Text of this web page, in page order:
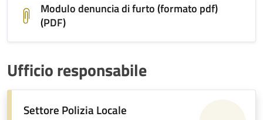
Modulo denuncia di furto (formato pdf)
(PDF)
Ufficio responsabile
Settore Polizia Locale